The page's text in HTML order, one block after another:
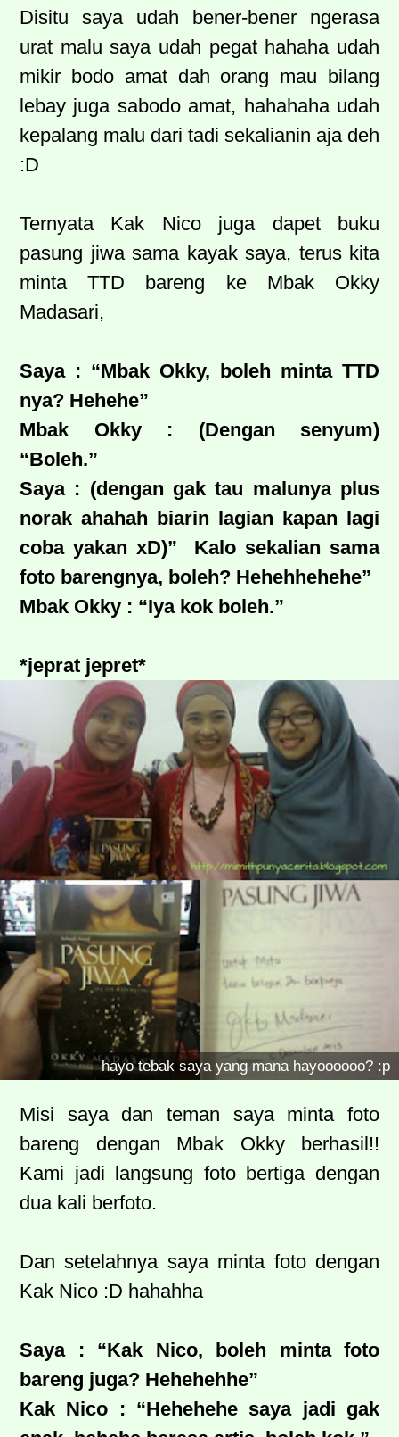
Disitu saya udah bener-bener ngerasa
urat malu saya udah pegat hahaha udah
mikir bodo amat dah orang mau bilang
lebay juga sabodo amat, hahahaha udah
kepalang malu dari tadi sekalianin aja deh
:D
Ternyata Kak Nico juga dapet buku
pasung jiwa sama kayak saya, terus kita
minta TTD bareng ke Mbak Okky
Madasari,
Saya : “Mbak Okky, boleh minta TTD
nya? Hehehe”
Mbak Okky : (Dengan senyum)
“Boleh.”
Saya : (dengan gak tau malunya plus
norak ahahah biarin lagian kapan lagi
coba yakan xD)”
Kalo sekalian sama
foto barengnya, boleh? Hehehhehehe”
Mbak Okky : “Iya kok boleh.”
*jeprat jepret*
hayo tebak saya yang mana hayoooooo? :p
Misi saya dan teman saya minta foto
bareng dengan Mbak Okky berhasil!!
Kami jadi langsung foto bertiga dengan
dua kali berfoto.
Dan setelahnya saya minta foto dengan
Kak Nico :D hahahha
Saya : “Kak Nico, boleh minta foto
bareng juga? Hehehehhe”
Kak Nico : “Hehehehe saya jadi gak